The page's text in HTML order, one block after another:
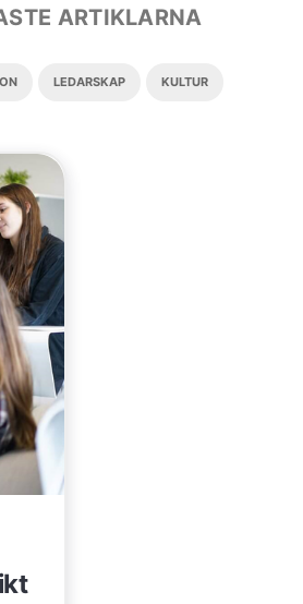
ARTIKLARNA
LEDARSKAP KULTUR